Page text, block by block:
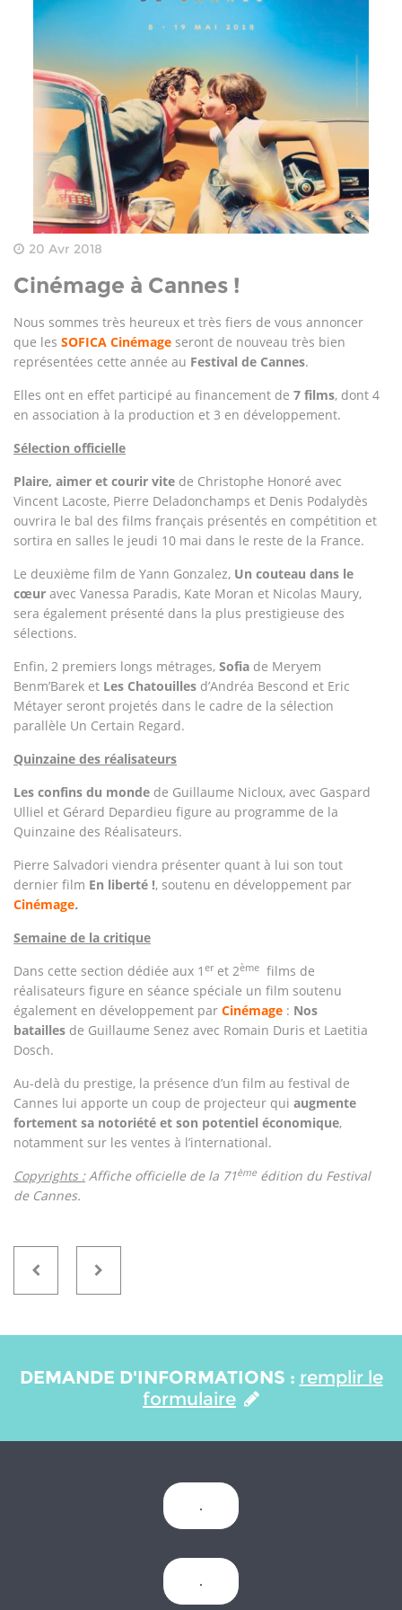
20 Avr 2018
Cinémage à Cannes !
Nous sommes très heureux et très fiers de vous annoncer
que les SOFICA Cinémage seront de nouveau très bien
représentées cette année au Festival de Cannes.
Elles ont en effet participé au financement de 7 films, dont 4
en association à la production et 3 en développement.
Sélection officielle
Plaire, aimer et courir vite de Christophe Honoré avec
Vincent Lacoste, Pierre Deladonchamps et Denis Podalydès
ouvrira le bal des films français présentés en compétition et
sortira en salles le jeudi 10 mai dans le reste de la France.
Le deuxième film de Yann Gonzalez, Un couteau dans le
cœur avec Vanessa Paradis, Kate Moran et Nicolas Maury,
sera également présenté dans la plus prestigieuse des
sélections.
Enfin, 2 premiers longs métrages, Sofia de Meryem
Benm’Barek et Les Chatouilles d’Andréa Bescond et Eric
Métayer seront projetés dans le cadre de la sélection
parallèle Un Certain Regard.
Quinzaine des réalisateurs
Les confins du monde de Guillaume Nicloux, avec Gaspard
Ulliel et Gérard Depardieu figure au programme de la
Quinzaine des Réalisateurs.
Pierre Salvadori viendra présenter quant à lui son tout
dernier film En liberté !, soutenu en développement par
Cinémage.
Semaine de la critique
Dans cette section dédiée aux 1 eret 2ème films de
réalisateurs figure en séance spéciale un film soutenu
également en développement par Cinémage : Nos
batailles de Guillaume Senez avec Romain Duris et Laetitia
Dosch.
Au-delà du prestige, la présence d’un film au festival de
Cannes lui apporte un coup de projecteur qui augmente
fortement sa notoriété et son potentiel économique,
notamment sur les ventes à l’international.
Copyrights : Affiche officielle de la 71ème édition du Festival
de Cannes.
DEMANDE D'INFORMATIONS : remplir le
formulaire
.
.